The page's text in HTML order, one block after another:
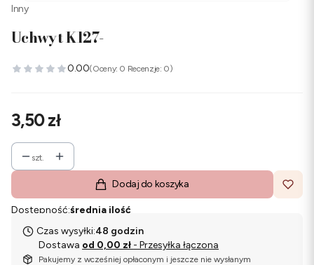
Inny
Uchwyt K127-
0.00(Oceny: 0 Recenzje: 0)
Cena
3,50 zł
szt.
Dodaj do koszyka
Dostępność:średnia ilość
Czas wysyłki:48 godzin
Dostawa od 0,00 zł - Przesyłka łączona
Pakujemy z wcześniej opłaconym i jeszcze nie wysłanym